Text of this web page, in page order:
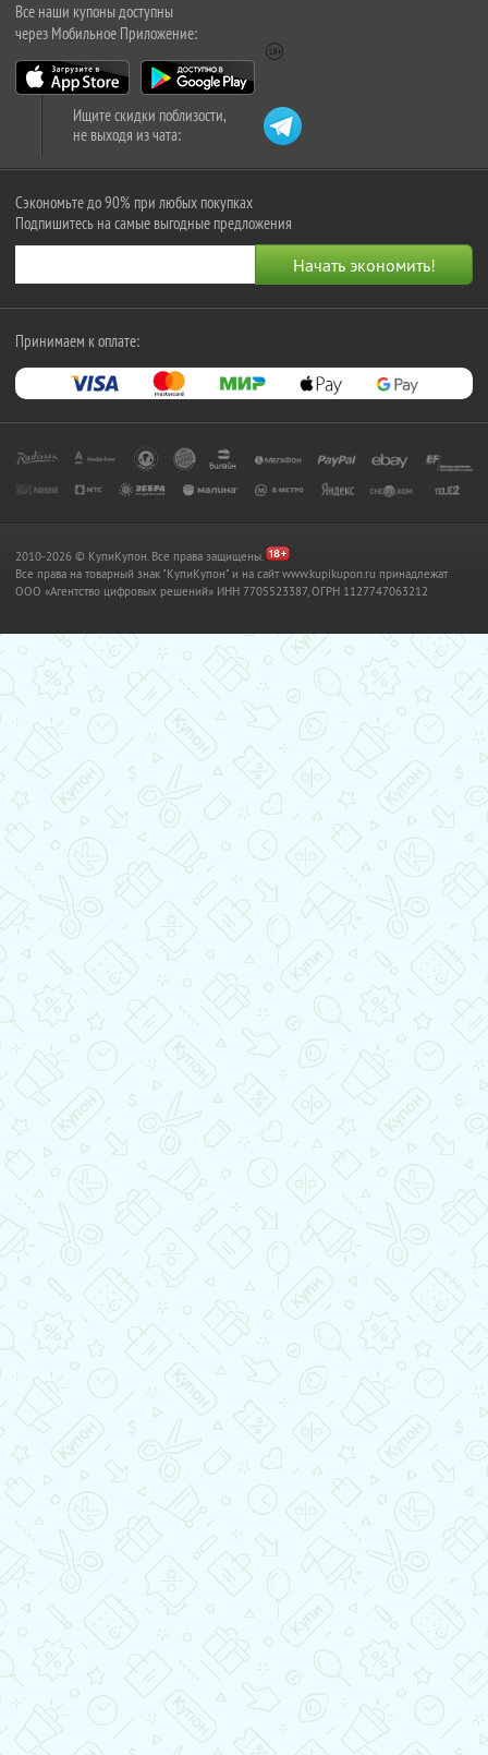
Все наши купоны доступны
через Мобильное Приложение:
Ищите скидки поблизости,
не выходя из чата:
Сэкономьте до 90% при любых покупках
Подпишитесь на самые выгодные предложения
Принимаем к оплате:
2010-2026 © КупиКупон. Все права защищены.
Все права на товарный знак "КупиКупон" и на сайт www.kupikupon.ru принадлежат
OOO «Агентство цифровых решений» ИНН 7705523387, ОГРН 1127747063212